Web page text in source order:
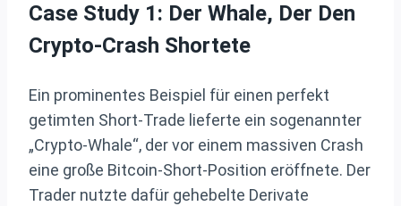
Case Study 1: Der Whale, Der Den
Crypto-Crash Shortete
Ein prominentes Beispiel für einen perfekt
getimten Short‑Trade lieferte ein sogenannter
„Crypto‑Whale“, der vor einem massiven Crash
eine große Bitcoin‑Short‑Position eröffnete. Der
Trader nutzte dafür gehebelte Derivate